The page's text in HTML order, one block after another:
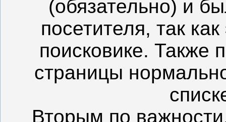
(обязательно) и
посетителя, так
поисковике. Также
страницы
Вторым по